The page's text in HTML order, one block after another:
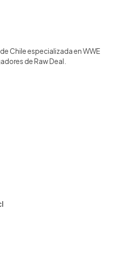
Chile especializada en WWE
de Raw Deal.